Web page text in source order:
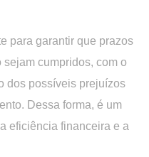
para garantir que prazos
cumpridos, com o
dos possíveis prejuízos
Dessa forma, é um
eficiência financeira e a